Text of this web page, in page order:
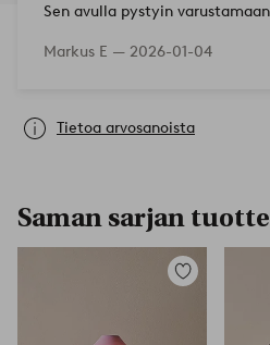
Sen avulla pystyin
Markus E — 2026-01-04
Tietoa arvosanoista
Saman sarjan
Lisää